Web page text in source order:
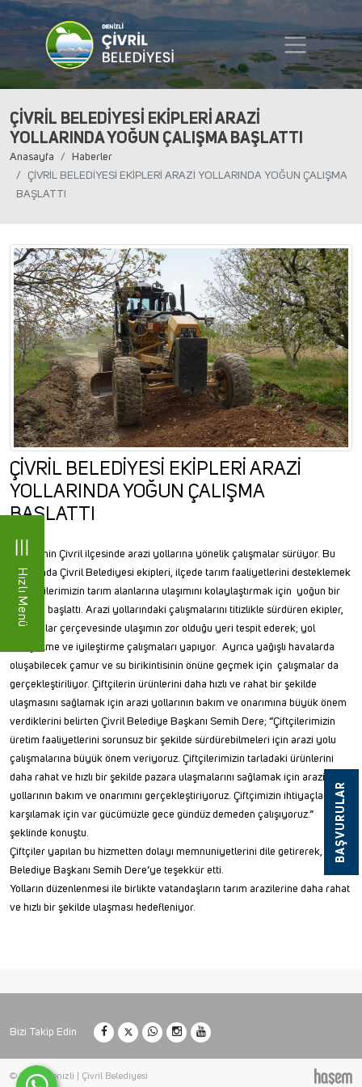
Hızlı Menü
BAŞVURULAR
ÇİVRİL BELEDİYESİ EKİPLERİ ARAZİ
YOLLARINDA YOĞUN ÇALIŞMA BAŞLATTI
Anasayfa
Haberler
ÇİVRİL BELEDİYESİ EKİPLERİ ARAZİ YOLLARINDA YOĞUN ÇALIŞMA
BAŞLATTI
ÇİVRİL BELEDİYESİ EKİPLERİ ARAZİ
YOLLARINDA YOĞUN ÇALIŞMA
BAŞLATTI
Denizli’nin Çivril ilçesinde arazi yollarına yönelik çalışmalar sürüyor. Bu
kapsamda Çivril Belediyesi ekipleri, ilçede tarım faaliyetlerini desteklemek
ve çiftçilerimizin tarım alanlarına ulaşımını kolaylaştırmak için yoğun bir
çalışma başlattı. Arazi yollarındaki çalışmalarını titizlikle sürdüren ekipler,
çalışmalar çerçevesinde ulaşımın zor olduğu yeri tespit ederek; yol
genişletme ve iyileştirme çalışmaları yapıyor. Ayrıca yağışlı havalarda
oluşabilecek çamur ve su birikintisinin önüne geçmek için çalışmalar da
gerçekleştiriliyor. Çiftçilerin ürünlerini daha hızlı ve rahat bir şekilde
ulaşmasını sağlamak için arazi yollarının bakım ve onarımına büyük önem
verdiklerini belirten Çivril Belediye Başkanı Semih Dere; “Çiftçilerimizin
üretim faaliyetlerini sorunsuz bir şekilde sürdürebilmeleri için arazi yolu
çalışmalarına büyük önem veriyoruz. Çiftçilerimizin tarladaki ürünlerini
daha rahat ve hızlı bir şekilde pazara ulaşmalarını sağlamak için arazi
yollarının bakım ve onarımını gerçekleştiriyoruz. Çiftçimizin ihtiyaçlarını
karşılamak için var gücümüzle gece gündüz demeden çalışıyoruz.”
şeklinde konuştu.
Çiftçiler yapılan bu hizmetten dolayı memnuniyetlerini dile getirerek, Çivril
Belediye Başkanı Semih Dere’ye teşekkür etti.
Yolların düzenlenmesi ile birlikte vatandaşların tarım arazilerine daha rahat
ve hızlı bir şekilde ulaşması hedefleniyor.
Bizi Takip Edin
© 2026 Denizli | Çivril Belediyesi